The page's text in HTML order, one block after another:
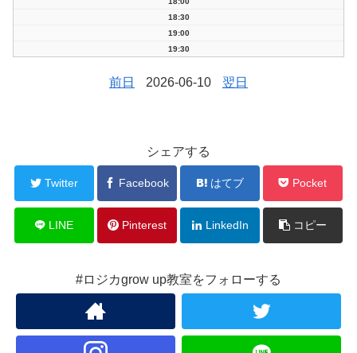
18:30
19:00
19:30
前日 2026-06-10 翌日
シェアする
Twitter Facebook はてブ Pocket
LINE Pinterest LinkedIn コピー
#ロジカgrow up教室をフォローする